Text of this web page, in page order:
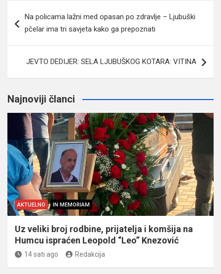
članaka
Na policama lažni med opasan po zdravlje – Ljubuški
pčelar ima tri savjeta kako ga prepoznati
JEVTO DEDIJER: SELA LJUBUŠKOG KOTARA: VITINA
Najnoviji članci
AKTUELNO IN MEMORIAM
Uz veliki broj rodbine, prijatelja i komšija na
Humcu ispraćen Leopold “Leo” Knezović
14 sati ago Redakcija